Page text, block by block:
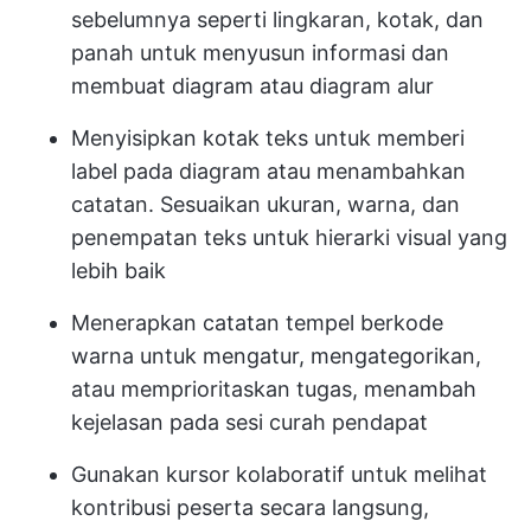
sebelumnya seperti lingkaran, kotak, dan
panah untuk menyusun informasi dan
membuat diagram atau diagram alur
Menyisipkan kotak teks untuk memberi
label pada diagram atau menambahkan
catatan. Sesuaikan ukuran, warna, dan
penempatan teks untuk hierarki visual yang
lebih baik
Menerapkan catatan tempel berkode
warna untuk mengatur, mengategorikan,
atau memprioritaskan tugas, menambah
kejelasan pada sesi curah pendapat
Gunakan kursor kolaboratif untuk melihat
kontribusi peserta secara langsung,